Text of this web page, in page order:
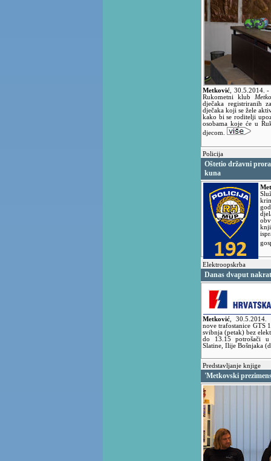
Metković 30.5.2014. -
Rukometni klub
dječaka registriranih
dječaka koji se žele
kako bi se roditelji
osobama koje će u
djecom.
Policija
Oštetio državni
kuna
Elektroopskrba
Danas dvaput
Metković 30.5.2014.
nove trafostanice GTS
svibnja (petak) bez
do 13.15 potrošači u
Slatine, Ilije Bošnjaka
Predstavljanje knjige
'Metkovski